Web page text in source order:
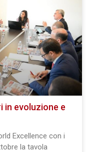
in evoluzione e
Excellence con i
la tavola